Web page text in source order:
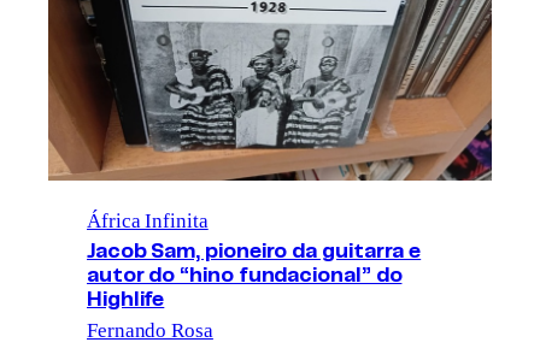
África Infinita
Jacob Sam, pioneiro da guitarra e
autor do “hino fundacional” do
Highlife
Fernando Rosa